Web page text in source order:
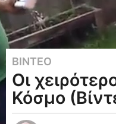
1
2
έ
τ
ΒΊΝΤΕΟ
Οι
Κόσμο